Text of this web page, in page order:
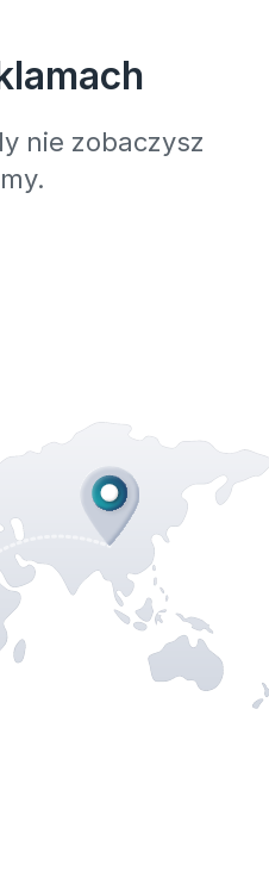
nie zobaczysz